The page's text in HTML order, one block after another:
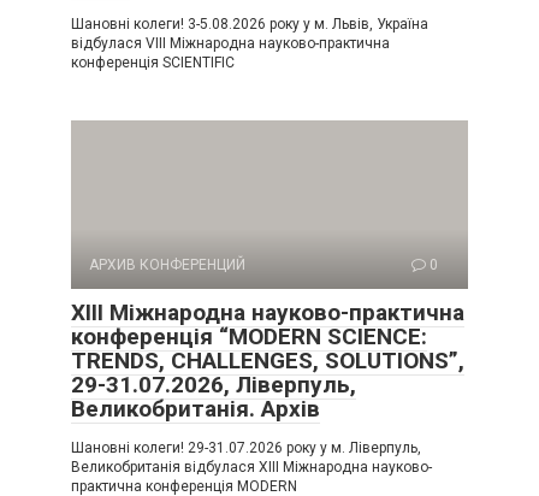
Шановні колеги! 3-5.08.2026 року у м. Львів, Україна
відбулася VIII Міжнародна науково-практична
конференція SCIENTIFIC
АРХИВ КОНФЕРЕНЦИЙ 0
XIII Міжнародна науково-практична
конференція “MODERN SCIENCE:
TRENDS, CHALLENGES, SOLUTIONS”,
29-31.07.2026, Ліверпуль,
Великобританія. Архів
Шановні колеги! 29-31.07.2026 року у м. Ліверпуль,
Великобританія відбулася XIII Міжнародна науково-
практична конференція MODERN